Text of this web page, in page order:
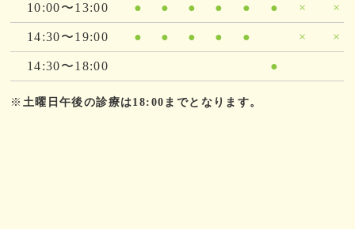
10:00〜13:00 ● ● ● ● ● ● × ×
14:30〜19:00 ● ● ● ● ● × ×
14:30〜18:00 ●
※ 土曜日午後の診療は18:00までとなります。